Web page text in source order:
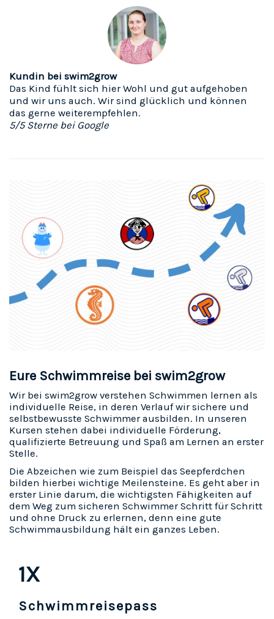
Kundin bei swim2grow
Das Kind fühlt sich hier Wohl und gut aufgehoben
und wir uns auch. Wir sind glücklich und können
das gerne weiterempfehlen.
5/5 Sterne bei Google
Eure Schwimmreise bei swim2grow
Wir bei swim2grow verstehen Schwimmen lernen als
individuelle Reise, in deren Verlauf wir sichere und
selbstbewusste Schwimmer ausbilden. In unseren
Kursen stehen dabei individuelle Förderung,
qualifizierte Betreuung und Spaß am Lernen an erster
Stelle.
Die Abzeichen wie zum Beispiel das Seepferdchen
bilden hierbei wichtige Meilensteine. Es geht aber in
erster Linie darum, die wichtigsten Fähigkeiten auf
dem Weg zum sicheren Schwimmer Schritt für Schritt
und ohne Druck zu erlernen, denn eine gute
Schwimmausbildung hält ein ganzes Leben.
1X
Schwimmreisepass